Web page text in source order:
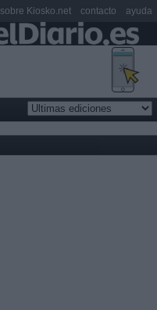
sobre Kiosko.net contacto ayuda